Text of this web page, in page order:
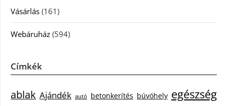
Vásárlás (161)
Webáruház (594)
Címkék
ablak Ajándék autó betonkerítés búvóhely egészség